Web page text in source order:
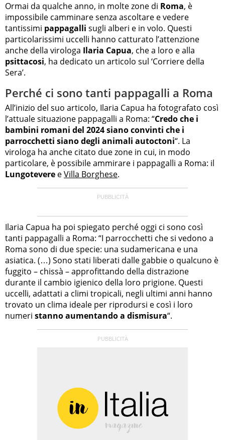
Ormai da qualche anno, in molte zone di Roma, è
impossibile camminare senza ascoltare e vedere
tantissimi pappagalli sugli alberi e in volo. Questi
particolarissimi uccelli hanno catturato l’attenzione
anche della virologa Ilaria Capua, che a loro e alla
psittacosi, ha dedicato un articolo sul ‘Corriere della
Sera’.
Perché ci sono tanti pappagalli a Roma
All’inizio del suo articolo, Ilaria Capua ha fotografato così
l’attuale situazione pappagalli a Roma: “Credo che i
bambini romani del 2024 siano convinti che i
parrocchetti siano degli animali autoctoni“. La
virologa ha anche citato due zone in cui, in modo
particolare, è possibile ammirare i pappagalli a Roma: il
Lungotevere eVilla Borghese.
Ilaria Capua ha poi spiegato perché oggi ci sono così
tanti pappagalli a Roma: “I parrocchetti che si vedono a
Roma sono di due specie: una sudamericana e una
asiatica. (…) Sono stati liberati dalle gabbie o qualcuno è
fuggito – chissà – approfittando della distrazione
durante il cambio igienico della loro prigione. Questi
uccelli, adattati a climi tropicali, negli ultimi anni hanno
trovato un clima ideale per riprodursi e così i loro
numeri stanno aumentando a dismisura“.